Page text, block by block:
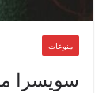
منوعات
سويسرا